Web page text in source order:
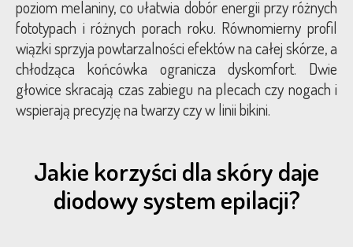
poziom melaniny, co ułatwia dobór energii przy różnych
fototypach i różnych porach roku. Równomierny profil
wiązki sprzyja powtarzalności efektów na całej skórze, a
chłodząca końcówka ogranicza dyskomfort. Dwie
głowice skracają czas zabiegu na plecach czy nogach i
wspierają precyzję na twarzy czy w linii bikini.
Jakie korzyści dla skóry daje
diodowy system epilacji?